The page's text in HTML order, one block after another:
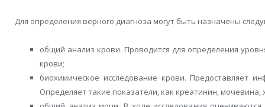
Для определения верного диагноза могут быть назначены
общий анализ крови. Проводится для определения
крови;
биохимическое исследование крови. Предоставляет
Определяет такие показатели, как креатинин, мочевина,